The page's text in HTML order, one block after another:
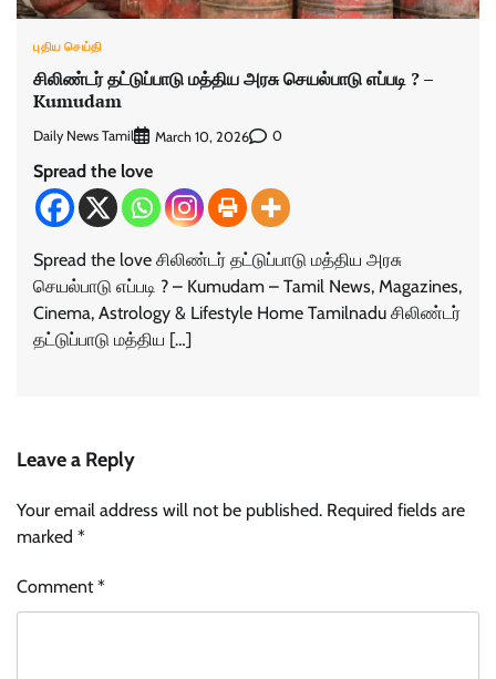
புதிய செய்தி
சிலிண்டர் தட்டுப்பாடு மத்திய அரசு செயல்பாடு எப்படி ? –
Kumudam
Daily News Tamil March 10, 2026 0
Spread the love
Spread the love சிலிண்டர் தட்டுப்பாடு மத்திய அரசு
செயல்பாடு எப்படி ? – Kumudam – Tamil News, Magazines,
Cinema, Astrology & Lifestyle Home Tamilnadu சிலிண்டர்
தட்டுப்பாடு மத்திய […]
Leave a Reply
Your email address will not be published. Required fields are
marked *
Comment*